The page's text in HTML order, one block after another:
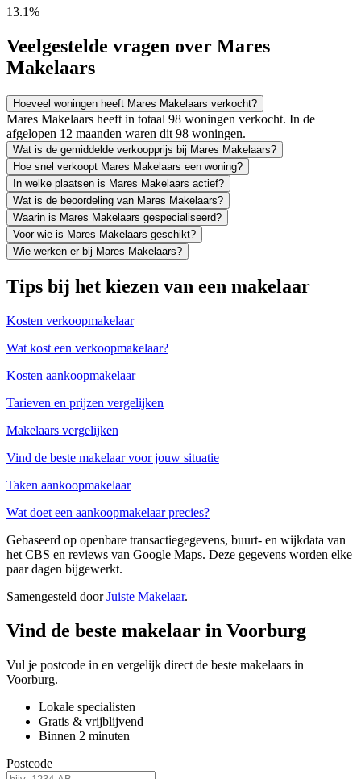
13.1%
Veelgestelde vragen over Mares
Makelaars
Hoeveel woningen heeft Mares Makelaars verkocht?
Mares Makelaars heeft in totaal 98 woningen verkocht. In de
afgelopen 12 maanden waren dit 98 woningen.
Wat is de gemiddelde verkoopprijs bij Mares Makelaars?
Hoe snel verkoopt Mares Makelaars een woning?
In welke plaatsen is Mares Makelaars actief?
Wat is de beoordeling van Mares Makelaars?
Waarin is Mares Makelaars gespecialiseerd?
Voor wie is Mares Makelaars geschikt?
Wie werken er bij Mares Makelaars?
Tips bij het kiezen van een makelaar
Kosten verkoopmakelaar
Wat kost een verkoopmakelaar?
Kosten aankoopmakelaar
Tarieven en prijzen vergelijken
Makelaars vergelijken
Vind de beste makelaar voor jouw situatie
Taken aankoopmakelaar
Wat doet een aankoopmakelaar precies?
Gebaseerd op openbare transactiegegevens, buurt- en wijkdata van
het CBS en reviews van Google Maps. Deze gegevens worden elke
paar dagen bijgewerkt.
Samengesteld doorJuiste Makelaar.
Vind de beste makelaar in Voorburg
Vul je postcode in en vergelijk direct de beste makelaars in
Voorburg.
Lokale specialisten
Gratis & vrijblijvend
Binnen 2 minuten
Postcode